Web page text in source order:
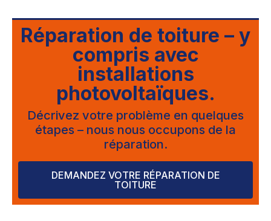
Réparation de toiture – y
compris avec
installations
photovoltaïques.
Décrivez votre problème en quelques
étapes – nous nous occupons de la
réparation.
DEMANDEZ VOTRE RÉPARATION DE
TOITURE